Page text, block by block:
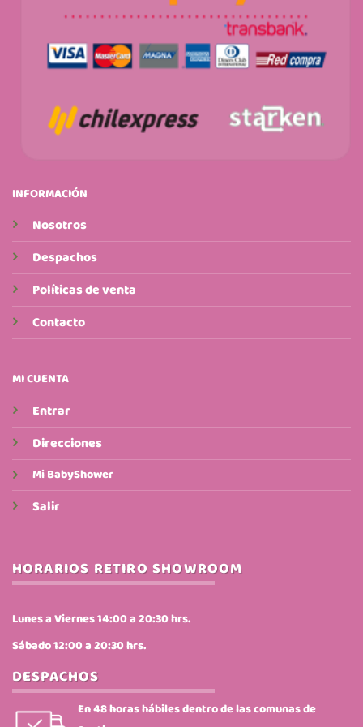
INFORMACIÓN
Nosotros
Despachos
Políticas de venta
Contacto
MI CUENTA
Entrar
Direcciones
Mi BabyShower
Salir
HORARIOS RETIRO SHOWROOM
Lunes a Viernes 14:00 a 20:30 hrs.
Sábado 12:00 a 20:30 hrs.
DESPACHOS
En 48 horas hábiles dentro de las comunas de